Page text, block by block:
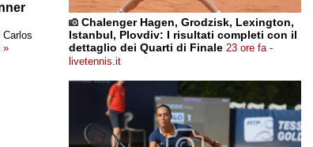
»
Chalenger Hagen, Grodzisk, Lexington,
Istanbul, Plovdiv: I risultati completi con il
dettaglio dei Quarti di Finale 23 ore fa -
livetennis.it